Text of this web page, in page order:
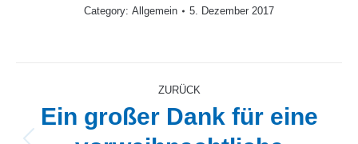
Category: Allgemein 5. Dezember 2017
Kommentarnavigation
ZURÜCK
Ein großer Dank für eine